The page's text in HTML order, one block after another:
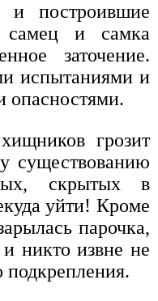
и построившие
самец и самка
заточение.
испытаниями и
грозит
существованию
скрытых в
уйти! Кроме
парочка,
никто извне не
подкрепления.